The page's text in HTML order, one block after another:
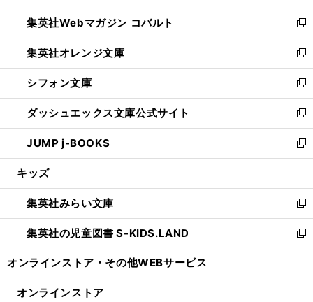
開
く
ウ
で
開
く
ン
ド
ウ
で
開
く
ウ
ィ
ン
ド
ウ
で
開
く
集英社Webマガジン コバルト
新
し
い
ウ
ィ
ン
ド
ウ
で
開
集英社オレンジ文庫
新
し
い
ウ
ィ
ン
ド
ウ
開
く
シフォン文庫
新
し
い
ウ
ィ
ン
ウ
で
開
く
ダッシュエックス文庫公式サイト
新
し
い
ウ
ン
ド
ウ
で
JUMP j-BOOKS
新
し
ウ
ィ
ン
ド
開
キッズ
集英社みらい文庫
新
し
い
ン
集英社の児童図書 S-KIDS.LAND
新
ウ
オンラインストア・ その他WEBサービス
オンラインストア